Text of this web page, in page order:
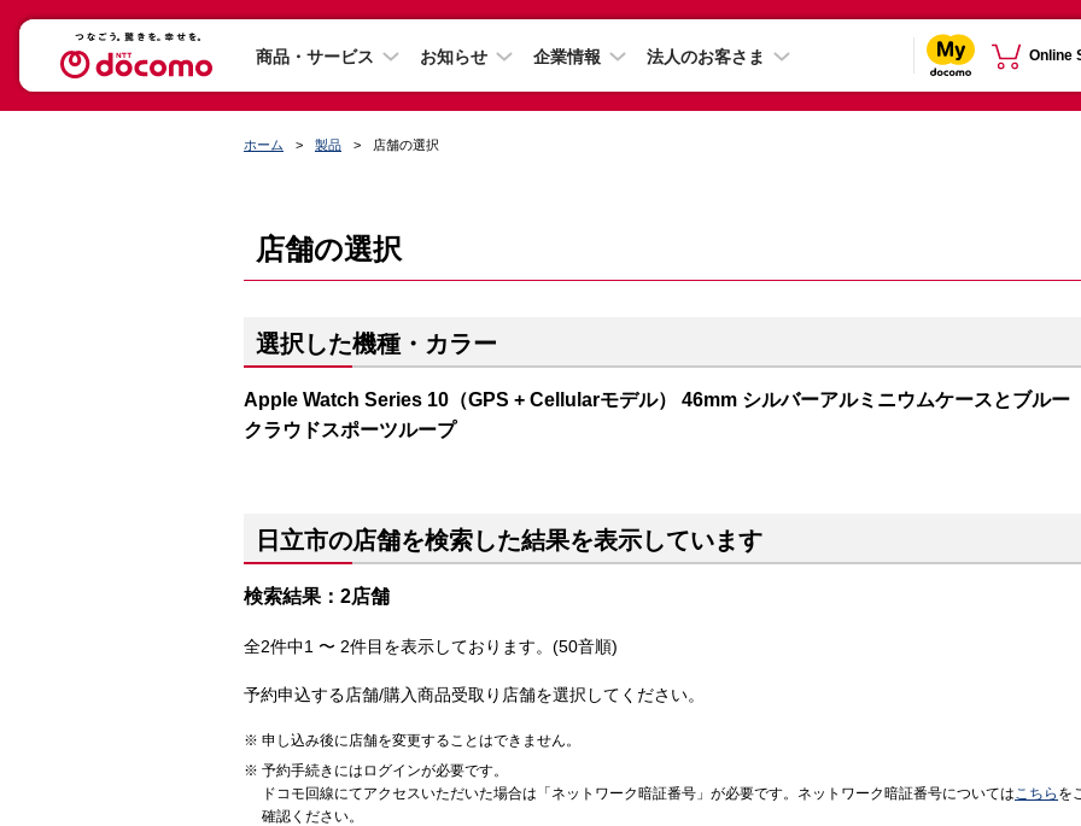
商品・サービス お知らせ 企業情報 法人のお客さま Online
ホーム 製品 店舗の選択
店舗の選択
選択した機種・カラー
Apple Watch Series 10（GPS + Cellularモデル） 46mm シルバーアルミニウムケースとブルー
クラウドスポーツループ
日立市の店舗を検索した結果を表示しています
検索結果：2店舗
全2件中1 〜 2件目を表示しております。(50音順)
予約申込する店舗/購入商品受取り店舗を選択してください。
申し込み後に店舗を変更することはできません。
予約手続きにはログインが必要です。
ドコモ回線にてアクセスいただいた場合は「ネットワーク暗証番号」が必要です。ネットワーク暗証番号についてはこちら を
確認ください。